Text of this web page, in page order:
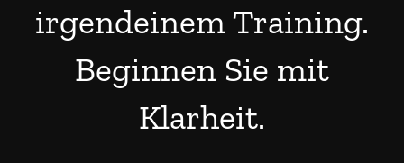
irgendeinem Training.
Beginnen Sie mit
Klarheit.